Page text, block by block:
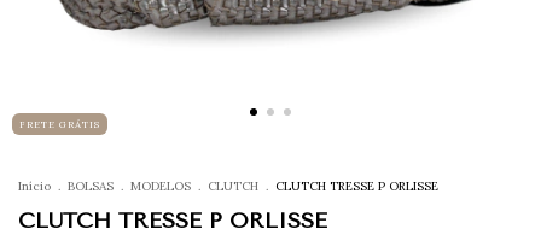
FRETE GRÁTIS
Início . BOLSAS . MODELOS . CLUTCH . CLUTCH TRESSE P ORLISSE
CLUTCH TRESSE P ORLISSE